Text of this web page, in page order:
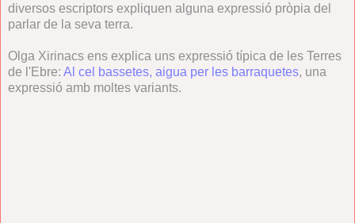
diversos escriptors expliquen alguna expressió pròpia del
parlar de la seva terra.
Olga Xirinacs ens explica uns expressió típica de les Terres
de l'Ebre: Al cel bassetes, aigua per les barraquetes, una
expressió amb moltes variants.